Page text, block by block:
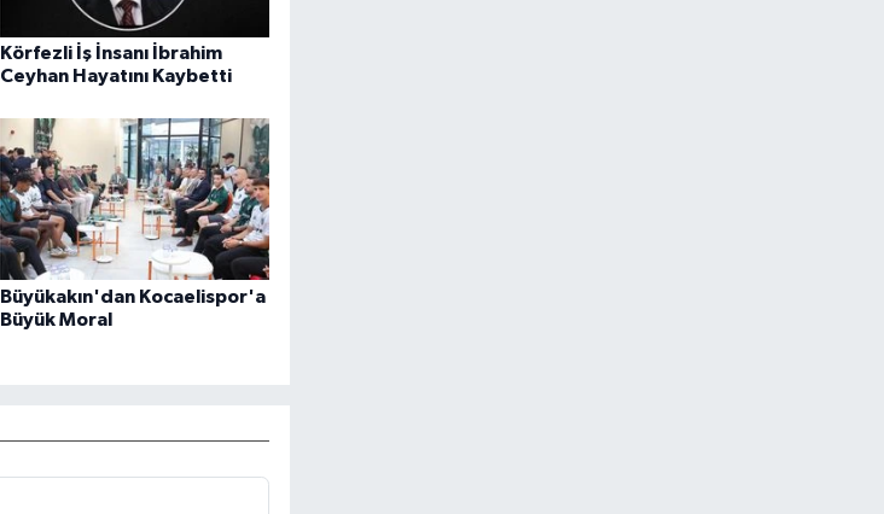
Körfezli İş İnsanı İbrahim
Ceyhan Hayatını Kaybetti
Büyükakın'dan Kocaelispor'a
Büyük Moral